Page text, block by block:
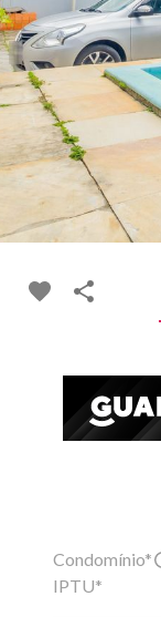
Condomínio*
IPTU*